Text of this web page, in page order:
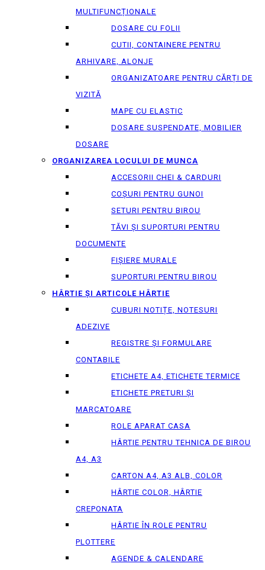
MULTIFUNCȚIONALE
DOSARE CU FOLII
CUTII, CONTAINERE PENTRU
ARHIVARE, ALONJE
ORGANIZATOARE PENTRU CĂRȚI DE
VIZITĂ
MAPE CU ELASTIC
DOSARE SUSPENDATE, MOBILIER
DOSARE
ORGANIZAREA LOCULUI DE MUNCA
ACCESORII CHEI & СARDURI
COȘURI PENTRU GUNOI
SETURI PENTRU BIROU
TĂVI ȘI SUPORTURI PENTRU
DOCUMENTE
FIȘIERE MURALE
SUPORTURI PENTRU BIROU
HÂRTIE ȘI ARTICOLE HÂRTIE
CUBURI NOTIȚE, NOTESURI
ADEZIVE
REGISTRE ȘI FORMULARE
CONTABILE
ETICHETE A4, ETICHETE TERMICE
ETICHETE PRETURI ȘI
MARCATOARE
ROLE APARAT CASA
HÂRTIE PENTRU TEHNICA DE BIROU
A4, A3
CARTON A4, A3 ALB, COLOR
HÂRTIE COLOR, HÂRTIE
CREPONATA
HÂRTIE ÎN ROLE PENTRU
PLOTTERE
AGENDE & CALENDARE